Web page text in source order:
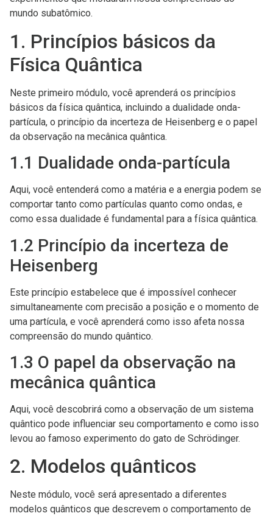
mundo subatômico.
1. Princípios básicos da
Física Quântica
Neste primeiro módulo, você aprenderá os princípios
básicos da física quântica, incluindo a dualidade onda-
partícula, o princípio da incerteza de Heisenberg e o papel
da observação na mecânica quântica.
1.1 Dualidade onda-partícula
Aqui, você entenderá como a matéria e a energia podem se
comportar tanto como partículas quanto como ondas, e
como essa dualidade é fundamental para a física quântica.
1.2 Princípio da incerteza de
Heisenberg
Este princípio estabelece que é impossível conhecer
simultaneamente com precisão a posição e o momento de
uma partícula, e você aprenderá como isso afeta nossa
compreensão do mundo quântico.
1.3 O papel da observação na
mecânica quântica
Aqui, você descobrirá como a observação de um sistema
quântico pode influenciar seu comportamento e como isso
levou ao famoso experimento do gato de Schrödinger.
2. Modelos quânticos
Neste módulo, você será apresentado a diferentes
modelos quânticos que descrevem o comportamento de